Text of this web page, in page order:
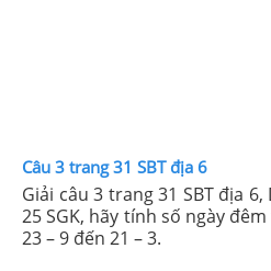
Câu 3 trang 31 SBT địa 6
Giải câu 3 trang 31 SBT địa
25 SGK, hãy tính số ngày
23 – 9 đến 21 – 3.